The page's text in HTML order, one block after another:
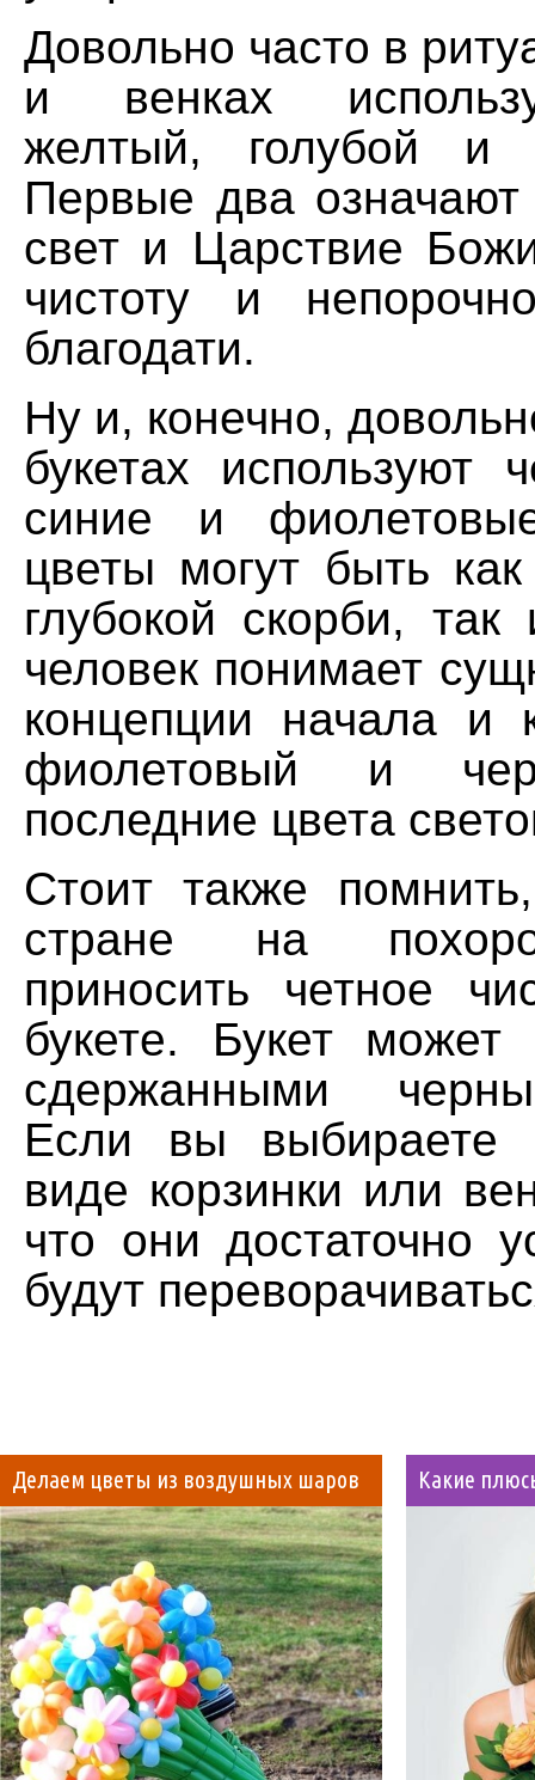
Довольно часто в
и венках
желтый, голубой и
Первые два
свет и Царствие
чистоту и
благодати.
Ну и, конечно,
букетах используют
синие и
цветы могут быть
глубокой скорби, так
человек понимает
концепции начала и
фиолетовый и
последние цвета
Стоит также
стране на
приносить четное
букете. Букет
сдержанными
Если вы выбираете
виде корзинки или
что они достаточно
будут
Делаем цветы из воздушных шаров Какие